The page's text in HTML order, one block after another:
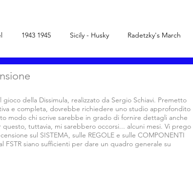
1943 1945 Sicily - Husky Radetzky's March
della Dissimula, realizzato da Sergio Schiavi. Premetto
e completa, dovrebbe richiedere uno studio approfondito
modo chi scrive sarebbe in grado di fornire dettagli anche
tuttavia, mi sarebbero occorsi... alcuni mesi. Vi prego
sul SISTEMA, sulle REGOLE e sulle COMPONENTI
siano sufficienti per dare un quadro generale su